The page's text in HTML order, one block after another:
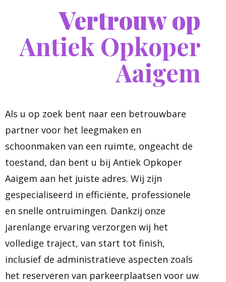
Vertrouw op
Antiek Opkoper
Aaigem
Als u op zoek bent naar een betrouwbare
partner voor het leegmaken en
schoonmaken van een ruimte, ongeacht de
toestand, dan bent u bij Antiek Opkoper
Aaigem aan het juiste adres. Wij zijn
gespecialiseerd in efficiënte, professionele
en snelle ontruimingen. Dankzij onze
jarenlange ervaring verzorgen wij het
volledige traject, van start tot finish,
inclusief de administratieve aspecten zoals
het reserveren van parkeerplaatsen voor uw